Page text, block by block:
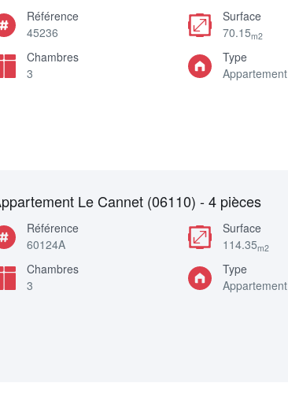
Référence
45236
Surface
70.15m2
Chambres
3
Type
Appartement
Le Cannet (06110) - 4 pièces
Référence
60124A
Surface
114.35m2
Chambres
3
Type
Appartement